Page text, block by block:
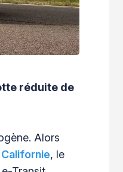
réduite de
Alors
, le